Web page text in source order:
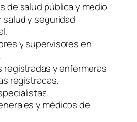
de salud pública y medio
y seguridad
y supervisores en
registradas y enfermeras
registradas.
y médicos de